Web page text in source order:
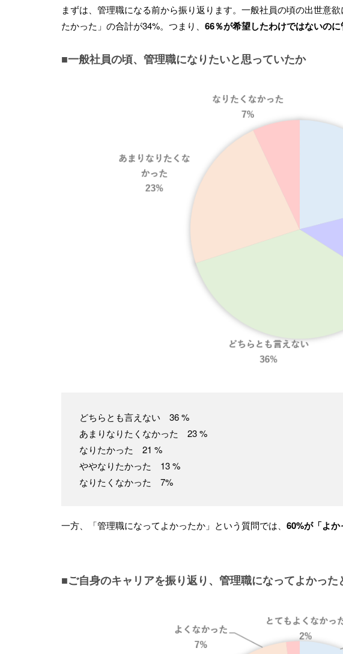
まずは、管理職になる前から振り返ります。一般社員の頃の出世意
たかった」の合計が34%。つまり、 66％が希望したわけではないの
■一般社員の頃、管理職になりたいと思っていたか
どちらとも言えない 36 %
あまりなりたくなかった 23 %
なりたかった 21 %
ややなりたかった 13 %
なりたくなかった 7%
一方、「管理職になってよかったか」という質問では、 60%が「よ
■ご自身のキャリアを振り返り、管理職になってよかった